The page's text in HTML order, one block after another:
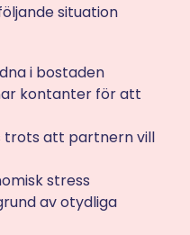
situation
i bostaden
kontanter för att
trots att partnern vill
stress
av otydliga